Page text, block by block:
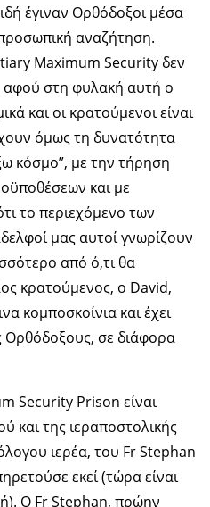
έγιναν Ορθόδοξοι μέσα
αναζήτηση.
Maximum Security δεν
αφού στη φυλακή αυτή ο
και οι κρατούμενοι είναι
όμως τη δυνατότητα
κόσμο”, με την τήρηση
και με
το περιεχόμενο των
μας αυτοί γνωρίζουν
από ό,τι θα
κρατούμενος, ο David,
κομποσκοίνια και έχει
Ορθόδοξους, σε διάφορα
Security Prison είναι
και της ιεραποστολικής
ιερέα, του Fr Stephan
εκεί (τώρα είναι
Ο Fr Stephan, πρώην